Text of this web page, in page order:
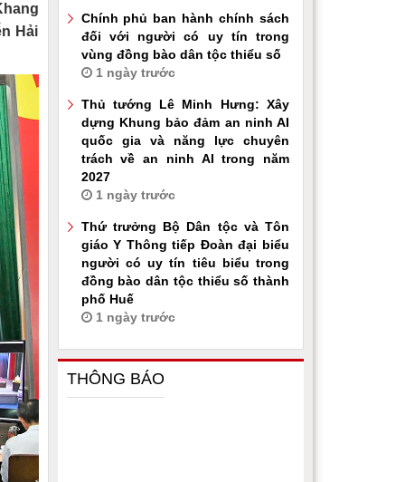
Hải
Chính phủ ban hành chính sách
đối với người có uy tín trong
vùng đồng bào dân tộc thiểu số
1 ngày trước
Thủ tướng Lê Minh Hưng: Xây
dựng Khung bảo đảm an ninh AI
quốc gia và năng lực chuyên
trách về an ninh AI trong năm
2027
1 ngày trước
Thứ trưởng Bộ Dân tộc và Tôn
giáo Y Thông tiếp Đoàn đại biểu
người có uy tín tiêu biểu trong
đồng bào dân tộc thiểu số thành
phố Huế
1 ngày trước
THÔNG BÁO